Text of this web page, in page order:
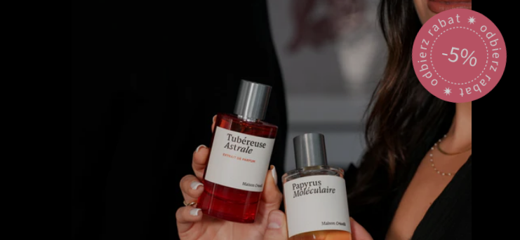
odbierz rabat 🟎 odbierz rabat 🟎
-5%